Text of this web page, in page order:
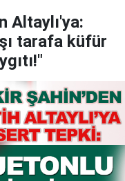
Altaylı'ya:
tarafa küfür